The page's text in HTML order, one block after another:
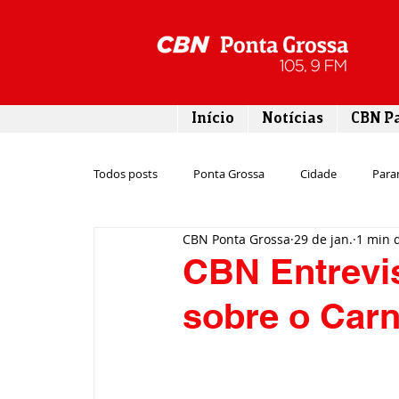
Início Notícias CBN
Todos posts Ponta Grossa Cidade
Emprego Campos Gerais
Rodovias Agronegócio
CBN
sobre o
CBN Ponta Grossa 29 de jan. 1 min